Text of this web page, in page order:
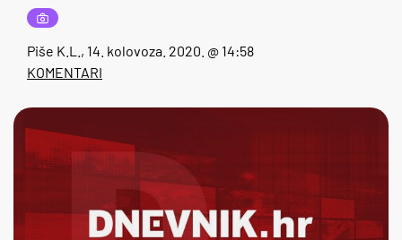
Piše K.L. , 14. kolovoza. 2020. @ 14:58
KOMENTARI